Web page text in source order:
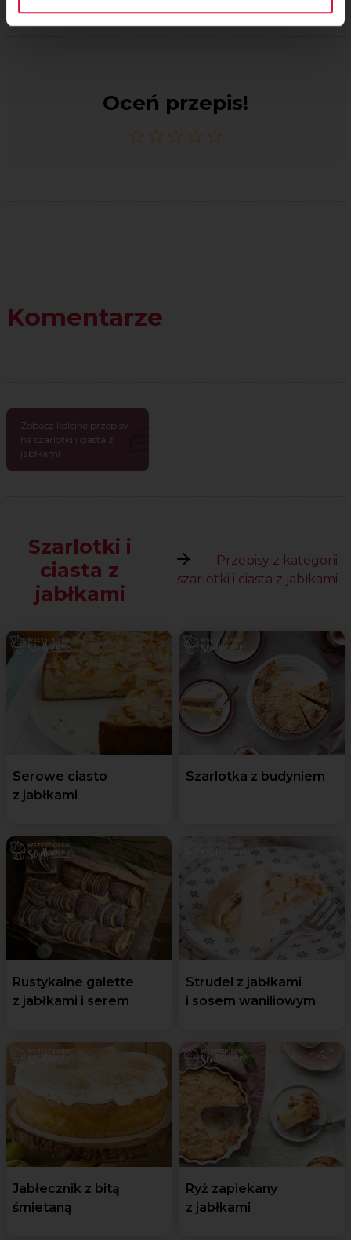
Oceń przepis!
Komentarze
Zobacz kolejne przepisy
na szarlotki i ciasta z
jabłkami
Szarlotki i
ciasta z
jabłkami
Przepisy z kategorii
szarlotki i ciasta z jabłkami
Serowe ciasto
z jabłkami
Szarlotka z budyniem
Rustykalne galette
z jabłkami i serem
Strudel z jabłkami
i sosem waniliowym
Jabłecznik z bitą
śmietaną
Ryż zapiekany
z jabłkami